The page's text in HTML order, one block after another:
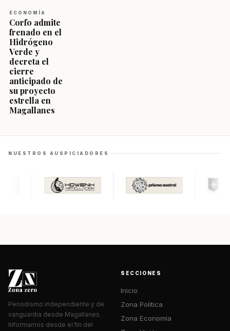
ECONOMÍA
Corfo admite
frenado en el
Hidrógeno
Verde y
decreta el
cierre
anticipado de
su proyecto
estrella en
Magallanes
NUESTROS AUSPICIADORES
Periodismo independiente y de
vanguardia desde Magallanes.
Informamos desde el fin del
SECCIONES
Inicio
Zona Política
Zona Economía